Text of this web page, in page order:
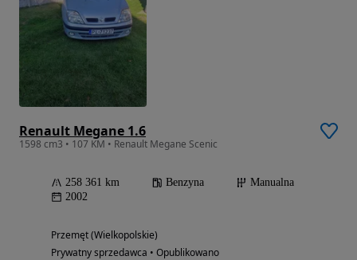
Renault Megane 1.6
1598 cm3 • 107 KM • Renault Megane Scenic
258 361 km Benzyna
Manualna
2002
Przemęt (Wielkopolskie)
Prywatny sprzedawca • Opublikowano